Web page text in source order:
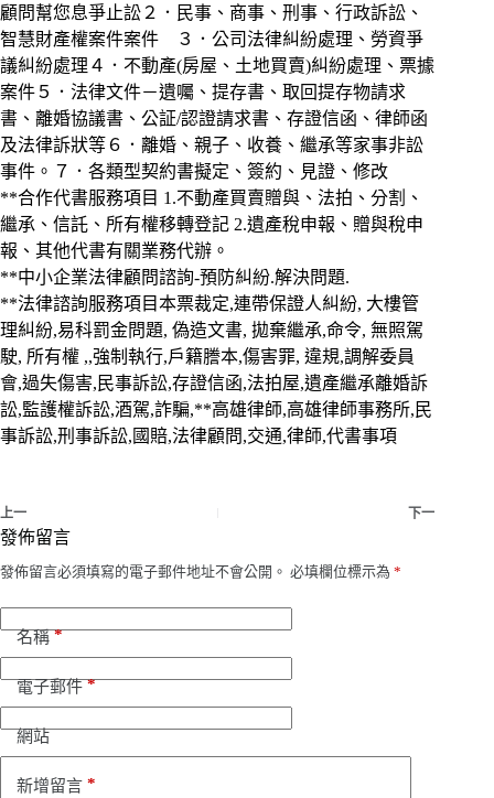
顧問幫您息爭止訟２．民事、商事、刑事、行政訴訟、
智慧財產權案件案件 ３．公司法律糾紛處理、勞資爭
議糾紛處理４．不動產(房屋、土地買賣)糾紛處理、票據
案件５．法律文件－遺囑、提存書、取回提存物請求
書、離婚協議書、公証/認證請求書、存證信函、律師函
及法律訴狀等６．離婚、親子、收養、繼承等家事非訟
事件。７．各類型契約書擬定、簽約、見證、修改
**合作代書服務項目 1.不動產買賣贈與、法拍、分割、
繼承、信託、所有權移轉登記 2.遺產稅申報、贈與稅申
報、其他代書有關業務代辦。
**中小企業法律顧問諮詢-預防糾紛.解決問題.
**法律諮詢服務項目本票裁定,連帶保證人糾紛, 大樓管
理糾紛,易科罰金問題, 偽造文書, 拋棄繼承,命令, 無照駕
駛, 所有權 ,,強制執行,戶籍謄本,傷害罪, 違規,調解委員
會,過失傷害,民事訴訟,存證信函,法拍屋,遺產繼承離婚訴
訟,監護權訴訟,酒駕,詐騙,**高雄律師,高雄律師事務所,民
事訴訟,刑事訴訟,國賠,法律顧問,交通,律師,代書事項
上一 下一
發佈留言
發佈留言必須填寫的電子郵件地址不會公開。 必填欄位標示為 *
名稱*
電子郵件*
網站
新增留言 *